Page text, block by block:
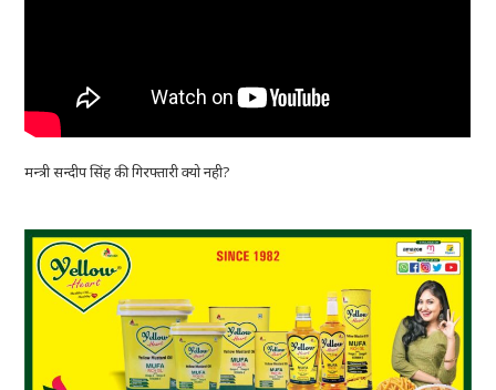
मन्त्री सन्दीप सिंह की गिरफ्तारी क्यो नही?